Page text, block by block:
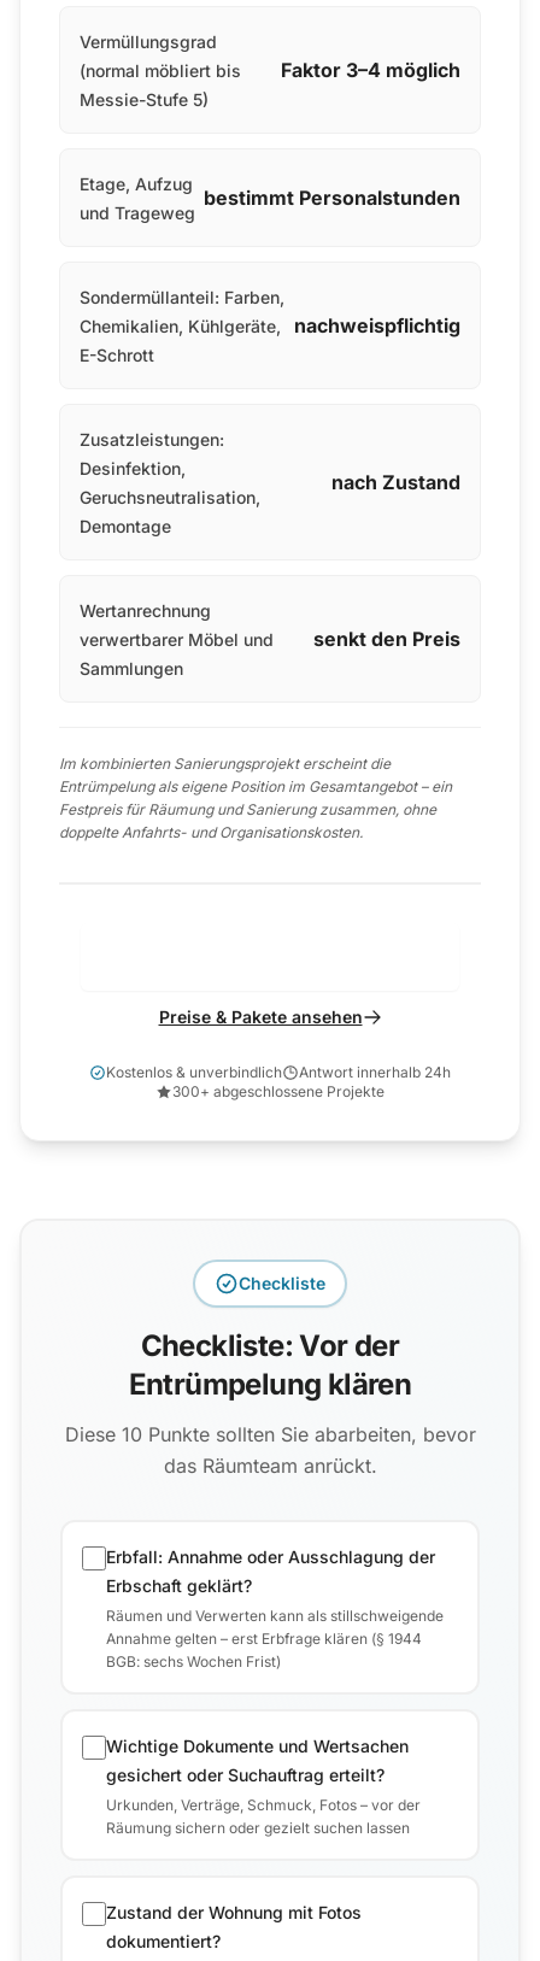
Vermüllungsgrad
(normal möbliert bis
Messie-Stufe 5)
Faktor 3–4 möglich
Etage, Aufzug
und Trageweg
bestimmt Personalstunden
Sondermüllanteil: Farben,
Chemikalien, Kühlgeräte,
E-Schrott
nachweispflichtig
Zusatzleistungen:
Desinfektion,
Geruchsneutralisation,
Demontage
nach Zustand
Wertanrechnung
verwertbarer Möbel und
Sammlungen
senkt den Preis
Im kombinierten Sanierungsprojekt erscheint die
Entrümpelung als eigene Position im Gesamtangebot – ein
Festpreis für Räumung und Sanierung zusammen, ohne
doppelte Anfahrts- und Organisationskosten.
Preise & Pakete ansehen
Kostenlos & unverbindlich
Antwort innerhalb 24h
300+ abgeschlossene Projekte
Checkliste
Checkliste: Vor der
Entrümpelung klären
Diese 10 Punkte sollten Sie abarbeiten, bevor
das Räumteam anrückt.
Erbfall: Annahme oder Ausschlagung der
Erbschaft geklärt?
Räumen und Verwerten kann als stillschweigende
Annahme gelten – erst Erbfrage klären (§ 1944
BGB: sechs Wochen Frist)
Wichtige Dokumente und Wertsachen
gesichert oder Suchauftrag erteilt?
Urkunden, Verträge, Schmuck, Fotos – vor der
Räumung sichern oder gezielt suchen lassen
Zustand der Wohnung mit Fotos
dokumentiert?